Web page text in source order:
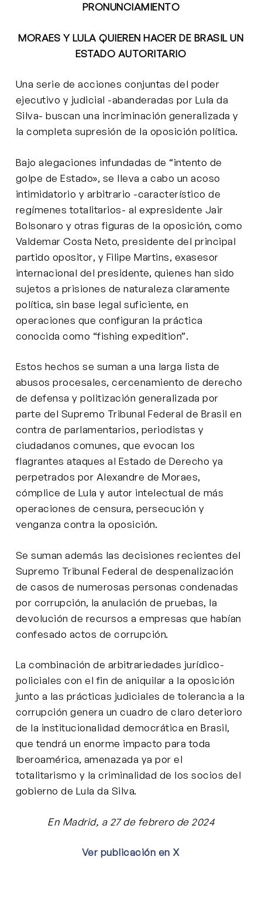
PRONUNCIAMIENTO
MORAES Y LULA QUIEREN HACER DE BRASIL UN
ESTADO AUTORITARIO
Una serie de acciones conjuntas del poder
ejecutivo y judicial -abanderadas por Lula da
Silva- buscan una incriminación generalizada y
la completa supresión de la oposición política.
Bajo alegaciones infundadas de “intento de
golpe de Estado», se lleva a cabo un acoso
intimidatorio y arbitrario -característico de
regímenes totalitarios- al expresidente Jair
Bolsonaro y otras figuras de la oposición, como
Valdemar Costa Neto, presidente del principal
partido opositor, y Filipe Martins, exasesor
internacional del presidente, quienes han sido
sujetos a prisiones de naturaleza claramente
política, sin base legal suficiente, en
operaciones que configuran la práctica
conocida como “fishing expedition”.
Estos hechos se suman a una larga lista de
abusos procesales, cercenamiento de derecho
de defensa y politización generalizada por
parte del Supremo Tribunal Federal de Brasil en
contra de parlamentarios, periodistas y
ciudadanos comunes, que evocan los
flagrantes ataques al Estado de Derecho ya
perpetrados por Alexandre de Moraes,
cómplice de Lula y autor intelectual de más
operaciones de censura, persecución y
venganza contra la oposición.
Se suman además las decisiones recientes del
Supremo Tribunal Federal de despenalización
de casos de numerosas personas condenadas
por corrupción, la anulación de pruebas, la
devolución de recursos a empresas que habían
confesado actos de corrupción.
La combinación de arbitrariedades jurídico-
policiales con el fin de aniquilar a la oposición
junto a las prácticas judiciales de tolerancia a la
corrupción genera un cuadro de claro deterioro
de la institucionalidad democrática en Brasil,
que tendrá un enorme impacto para toda
Iberoamérica, amenazada ya por el
totalitarismo y la criminalidad de los socios del
gobierno de Lula da Silva.
En Madrid, a 27 de febrero de 2024
Ver publicación en X